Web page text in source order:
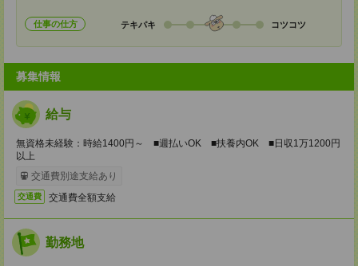
仕事の仕方 テキパキ コツコツ
募集情報
給与
無資格未経験：時給1400円～ ■週払いOK ■扶養内OK ■日収1万1200円
以上
交通費別途支給あり
交通費 交通費全額支給
勤務地